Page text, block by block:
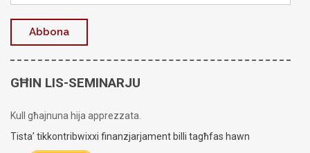
GĦIN LIS-SEMINARJU
Kull għajnuna hija apprezzata.
Tista’ tikkontribwixxi finanzjarjament billi tagħfas hawn